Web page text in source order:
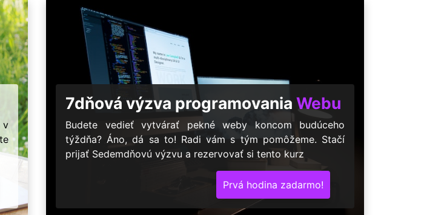
v
7dňová výzva programovania Webu
Budete vedieť vytvárať pekné weby koncom budúceho
týždňa? Áno, dá sa to! Radi vám s tým pomôžeme. Stačí
prijať Sedemdňovú výzvu a rezervovať si tento kurz
Prvá hodina zadarmo!